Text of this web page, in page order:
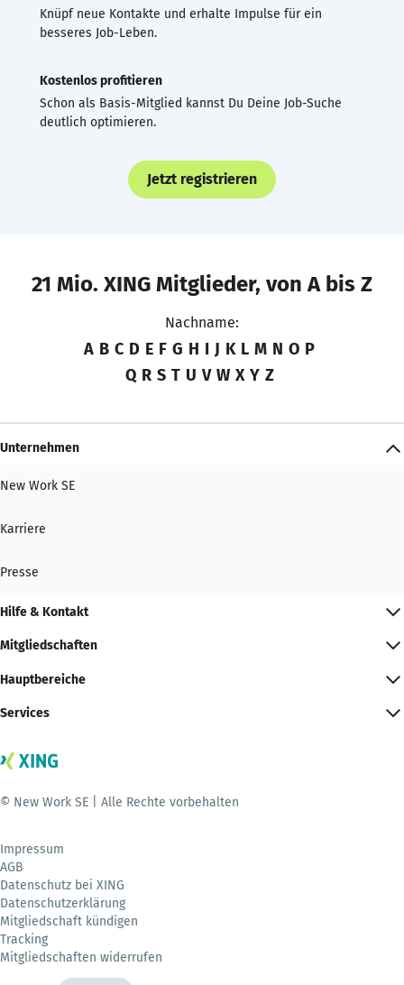
Knüpf neue Kontakte und erhalte Impulse für ein
besseres Job-Leben.
Kostenlos profitieren
Schon als Basis-Mitglied kannst Du Deine Job-Suche
deutlich optimieren.
Jetzt registrieren
21 Mio. XING Mitglieder, von A bis Z
Nachname:
A B C D E F G H I J K L M N O P
Q R S T U V W X Y Z
Unternehmen
New Work SE
Karriere
Presse
Hilfe & Kontakt
Mitgliedschaften
Hauptbereiche
Services
© New Work SE | Alle Rechte vorbehalten
Impressum
AGB
Datenschutz bei XING
Datenschutzerklärung
Mitgliedschaft kündigen
Tracking
Mitgliedschaften widerrufen